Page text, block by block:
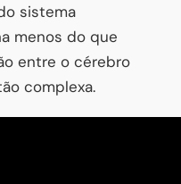
sistema
menos do que
entre o cérebro
complexa.